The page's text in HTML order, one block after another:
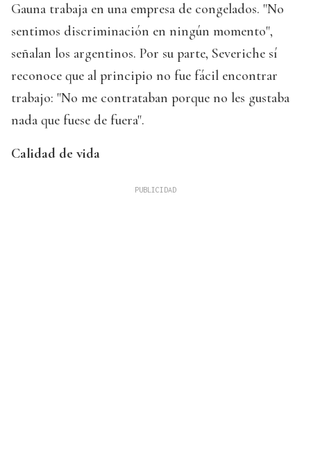
Gauna trabaja en una empresa de congelados. "No
sentimos discriminación en ningún momento",
señalan los argentinos. Por su parte, Severiche sí
reconoce que al principio no fue fácil encontrar
trabajo: "No me contrataban porque no les gustaba
nada que fuese de fuera".
Calidad de vida